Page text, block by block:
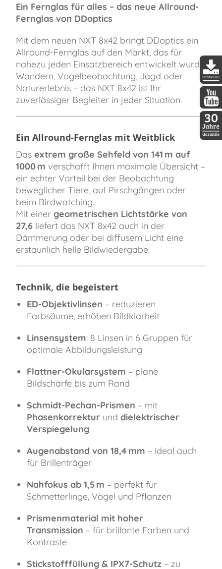
Ein Fernglas für alles – das neue Allround-
Fernglas von DDoptics
Mit dem neuen NXT 8x42 bringt DDoptics ein
Allround-Fernglas auf den Markt, das für
nahezu jeden Einsatzbereich entwickelt wurde:
Wandern, Vogelbeobachtung, Jagd oder
Naturerlebnis – das NXT 8x42 ist Ihr
zuverlässiger Begleiter in jeder Situation.
Ein Allround-Fernglas mit Weitblick
Das extrem große Sehfeld von 141 m auf
1000 m verschafft Ihnen maximale Übersicht –
ein echter Vorteil bei der Beobachtung
beweglicher Tiere, auf Pirschgängen oder
beim Birdwatching.
Mit einer geometrischen Lichtstärke von
27,6 liefert das NXT 8x42 auch in der
Dämmerung oder bei diffusem Licht eine
erstaunlich helle Bildwiedergabe.
Technik, die begeistert
ED-Objektivlinsen – reduzieren
Farbsäume, erhöhen Bildklarheit
Linsensystem: 8 Linsen in 6 Gruppen für
optimale Abbildungsleistung
Flattner-Okularsystem – plane
Bildschärfe bis zum Rand
Schmidt-Pechan-Prismen – mit
Phasenkorrektur und dielektrischer
Verspiegelung
Augenabstand von 18,4 mm – ideal auch
für Brillenträger
Nahfokus ab 1,5 m – perfekt für
Schmetterlinge, Vögel und Pflanzen
Prismenmaterial mit hoher
Transmission – für brillante Farben und
Kontraste
Stickstofffüllung & IPX7-Schutz – zu